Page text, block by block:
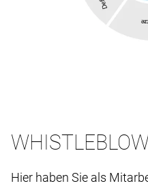
Hier haben Sie als